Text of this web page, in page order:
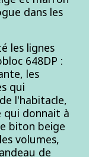
dans les
les lignes
648DP :
les
qui
l'habitacle,
qui donnait à
biton beige
volumes,
de